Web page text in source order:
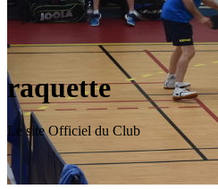
raquette
Le site Officiel du Club